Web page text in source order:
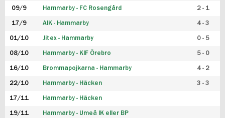
09/9 Hammarby - FC Rosengård 2 - 1
17/9 AIK - Hammarby 4 - 3
01/10 Jitex - Hammarby 0 - 5
08/10 Hammarby - KIF Örebro 5 - 0
16/10 Brommapojkarna - Hammarby 4 - 2
22/10 Hammarby - Häcken 3 - 3
17/11 Hammarby - Häcken
19/11 Hammarby - Umeå IK eller BP